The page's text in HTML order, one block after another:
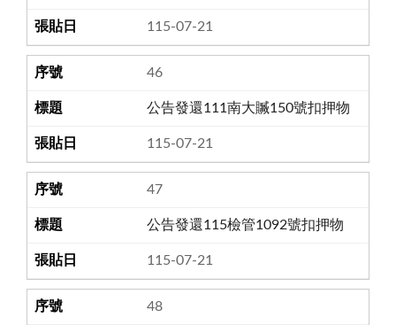
115-07-21
46
公告發還111南大贓150號扣押物
115-07-21
47
公告發還115檢管1092號扣押物
115-07-21
48